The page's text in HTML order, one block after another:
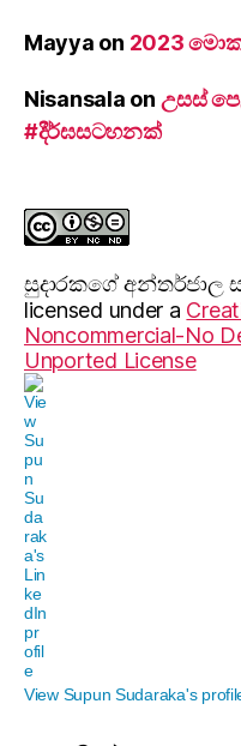
Mayya on 2023
Nisansala on උසස්
#දීර්ඝසටහනක්
සුදාරක‍ගේ අන්තර්ජාල
licensed under a
Noncommercial-No
Unported License
View Supun Sudaraka's